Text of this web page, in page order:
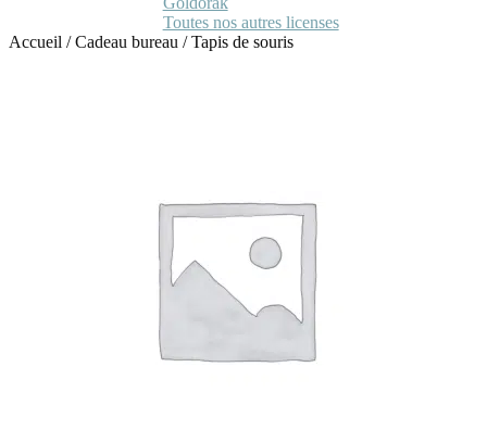
Toutes nos autres licenses
Accueil /Cadeau bureau /Tapis de souris